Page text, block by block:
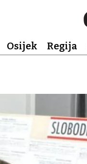
Osijek Regija